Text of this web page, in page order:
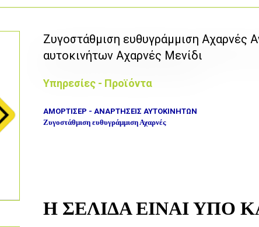
Ζυγοστάθμιση ευθυγράμμιση Αχαρνές
αυτοκινήτων Αχαρνές Μενίδι
Υπηρεσίες - Προϊόντα
ΑΜΟΡΤΙΣΕΡ - ΑΝΑΡΤΗΣΕΙΣ ΑΥΤΟΚΙΝΗΤΩΝ
Ζυγοστάθμιση ευθυγράμμιση Αχαρνές
Η ΣΕΛΙΔΑ ΕΙΝΑΙ ΥΠΟ